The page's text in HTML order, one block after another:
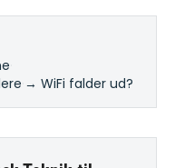
→ WiFi falder ud?